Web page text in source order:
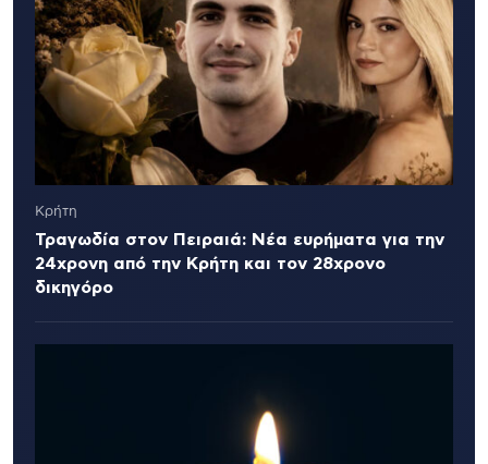
Κρήτη
Τραγωδία στον Πειραιά: Νέα ευρήματα για την
24χρονη από την Κρήτη και τον 28χρονο
δικηγόρο